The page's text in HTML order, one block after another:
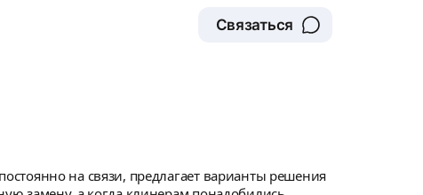
Связаться